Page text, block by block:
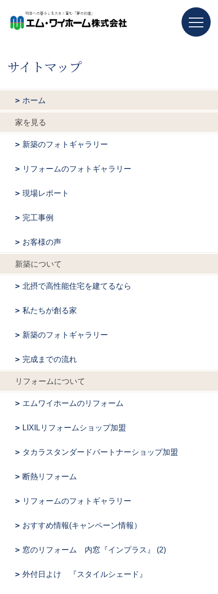
サイトマップ
ホーム
家を見る
新築のフォトギャラリー
リフォームのフォトギャラリー
現場レポート
完工事例
お客様の声
新築について
北摂で高性能住宅を建てるなら
私たちが創る家
新築のフォトギャラリー
完成までの流れ
リフォームについて
エムワイホームのリフォーム
LIXILリフォームショップ加盟
タカラスタンダードパートナーショップ加盟
断熱リフォーム
リフォームのフォトギャラリー
おすすめ情報(キャンペーン情報）
窓のリフォーム 内窓『インプラス』 (2)
外付日よけ 『スタイルシェード』